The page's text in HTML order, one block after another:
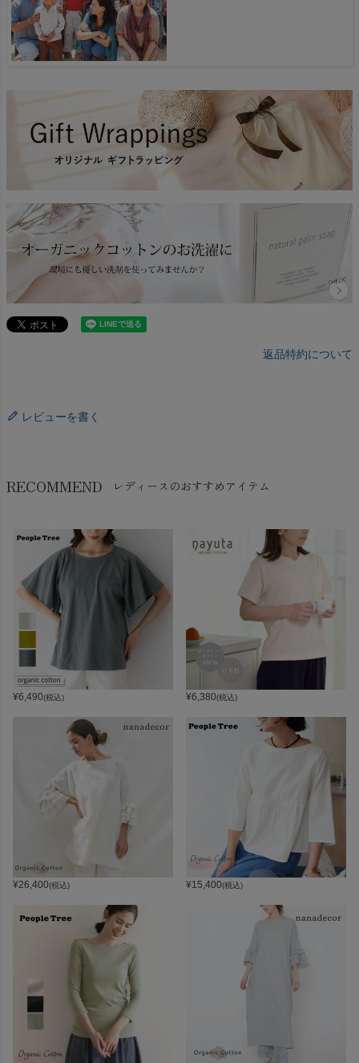
返品特約について
レビューを書く
RECOMMEND レディースのおすすめアイテム
¥6,490(税込) ¥6,380(税込)
¥26,400(税込) ¥15,400(税込)